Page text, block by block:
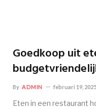
Goedkoop uit
By ADMIN februari 19, 2025
Eten in een restaurant